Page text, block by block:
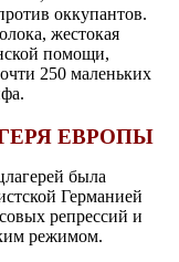
оккупантов.
жестокая
помощи,
250 маленьких
ЕВРОПЫ
была
Германией
репрессий и
режимом.